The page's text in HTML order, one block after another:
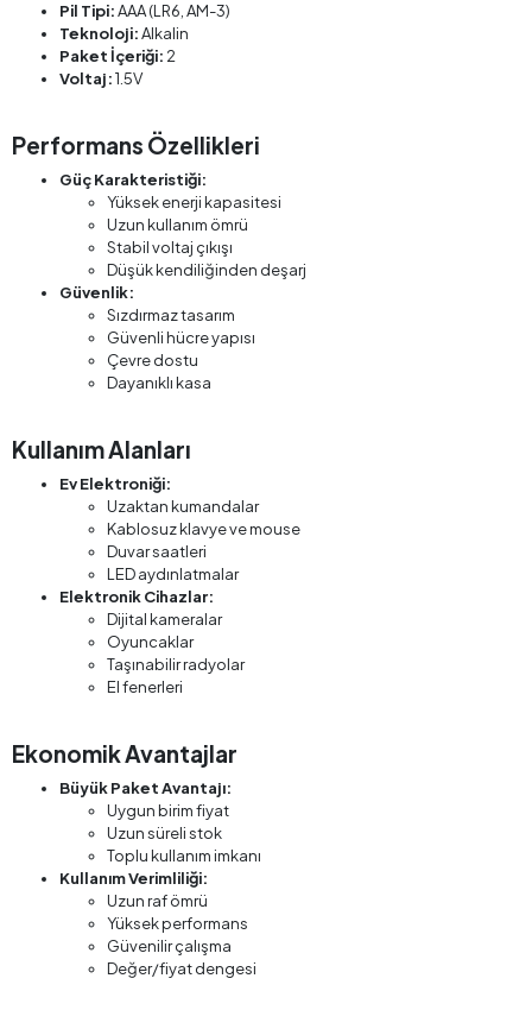
Pil Tipi:AAA (LR6, AM-3)
Teknoloji:Alkalin
Paket İçeriği: 2
Voltaj:1.5V
Performans Özellikleri
Güç Karakteristiği:
Yüksek enerji kapasitesi
Uzun kullanım ömrü
Stabil voltaj çıkışı
Düşük kendiliğinden deşarj
Güvenlik:
Sızdırmaz tasarım
Güvenli hücre yapısı
Çevre dostu
Dayanıklı kasa
Kullanım Alanları
Ev Elektroniği:
Uzaktan kumandalar
Kablosuz klavye ve mouse
Duvar saatleri
LED aydınlatmalar
Elektronik Cihazlar:
Dijital kameralar
Oyuncaklar
Taşınabilir radyolar
El fenerleri
Ekonomik Avantajlar
Büyük Paket Avantajı:
Uygun birim fiyat
Uzun süreli stok
Toplu kullanım imkanı
Kullanım Verimliliği:
Uzun raf ömrü
Yüksek performans
Güvenilir çalışma
Değer/fiyat dengesi